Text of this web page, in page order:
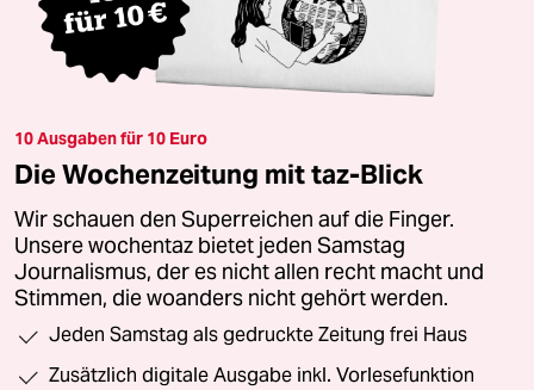
10 Ausgaben für 10 Euro
Die Wochenzeitung mit taz-Blick
Wir schauen den Superreichen auf die Finger.
Unsere wochentaz bietet jeden Samstag
Journalismus, der es nicht allen recht macht und
Stimmen, die woanders nicht gehört werden.
Jeden Samstag als gedruckte Zeitung frei Haus
Zusätzlich digitale Ausgabe inkl. Vorlesefunktion